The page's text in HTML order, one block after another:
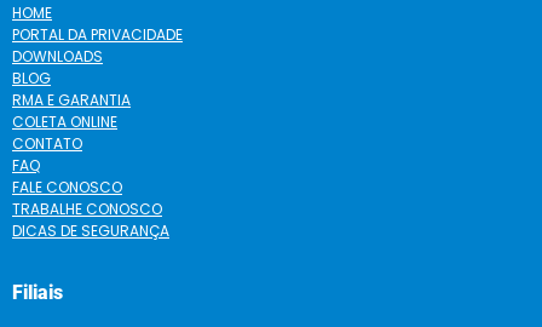
HOME
PORTAL DA PRIVACIDADE
DOWNLOADS
BLOG
RMA E GARANTIA
COLETA ONLINE
CONTATO
FAQ
FALE CONOSCO
TRABALHE CONOSCO
DICAS DE SEGURANÇA
Filiais